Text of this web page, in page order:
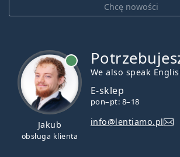
Chcę nowości
Jakub
obsługa klienta
We also speak
E-sklep
pon–pt: 8–18
info@lentiamo.pl